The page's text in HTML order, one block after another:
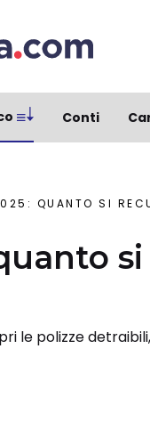
Conti
QUANTO SI
si
le polizze